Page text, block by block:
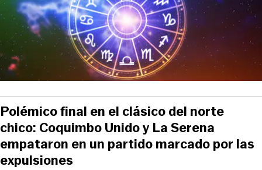
Polémico final en el clásico del norte
chico: Coquimbo Unido y La Serena
empataron en un partido marcado por las
expulsiones